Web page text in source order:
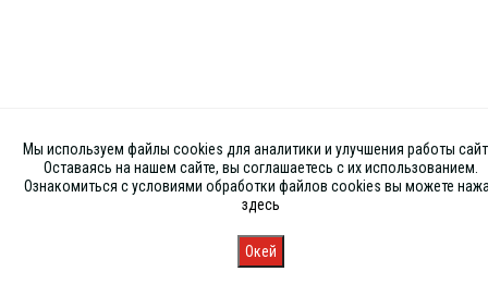
Запись
Мы используем файлы cookies для аналитики и улучшения работы
Оставаясь на нашем сайте, вы соглашаетесь с их использованием.
Ознакомиться с условиями обработки файлов cookies вы можете
здесь
Окей